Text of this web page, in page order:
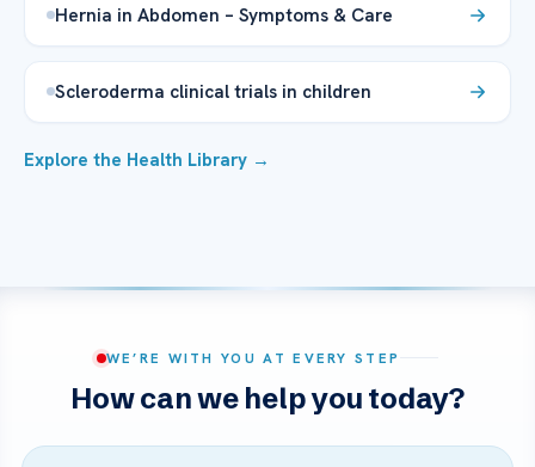
Hernia in Abdomen – Symptoms & Care
Scleroderma clinical trials in children
Explore the Health Library →
WE’RE WITH YOU AT EVERY STEP
How can we help you today?